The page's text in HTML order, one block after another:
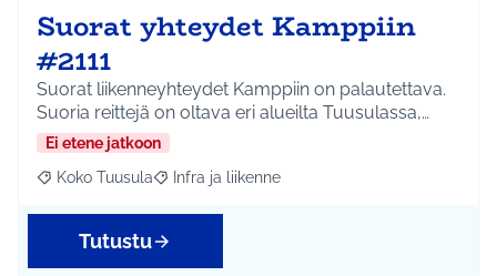
Suorat yhteydet Kamppiin
#2111
Suorat liikenneyhteydet Kamppiin on palautettava.
Suoria reittejä on oltava eri alueilta Tuusulassa,…
Ei etene jatkoon
Rajaa tulokset aihepiirin mukaan: Koko Tuusula
Koko Tuusula Rajaa tulokset teeman mukaan: Infra ja liikenne
Infra ja liikenne
Tutustu